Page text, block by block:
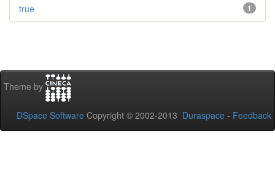
1
true
Theme by
DSpace Software Copyright © 2002-2013 Duraspace - Feedback